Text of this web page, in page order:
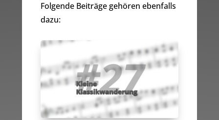
Folgende Beiträge gehören ebenfalls
dazu: